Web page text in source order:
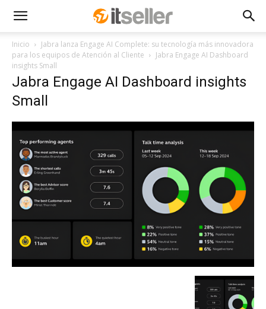
Inicio
Jabra lanza Engage AI Complete: su tecnología más innovadora
para los equipos de Atención al Cliente
Jabra Engage AI Dashboard
insights Small
Jabra Engage AI Dashboard insights
Small